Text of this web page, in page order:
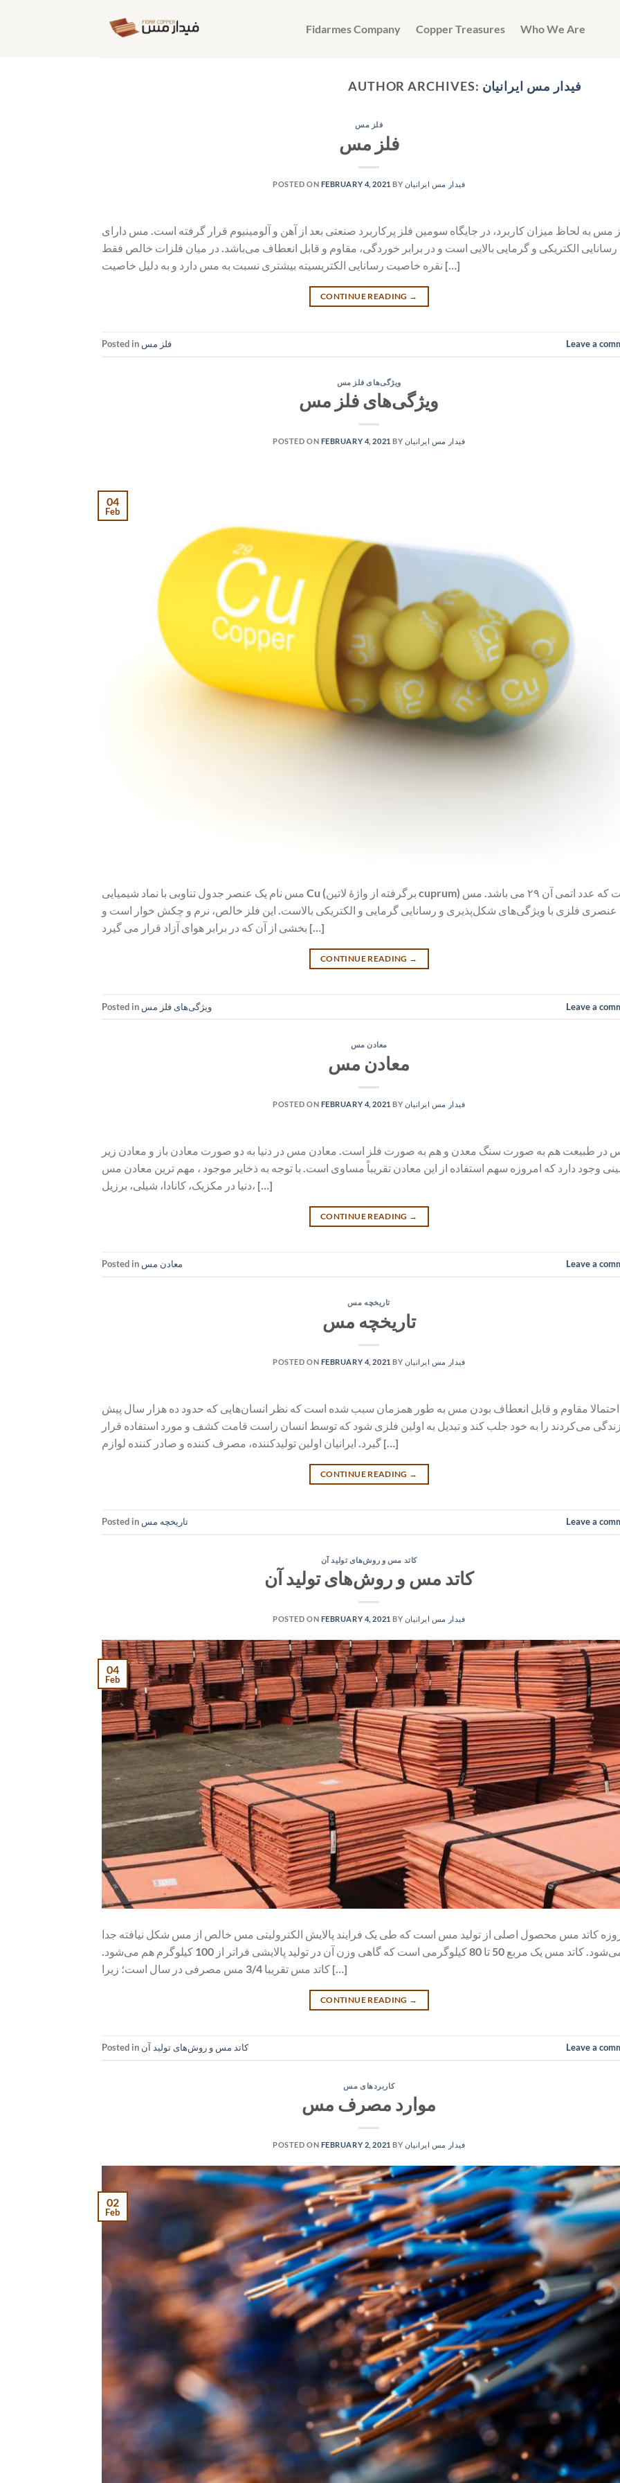
Fidarmes Company Copper Treasures Who We Are
AUTHOR ARCHIVES: فیدار مس ایرانیان
فلز مس
فلز مس
POSTED ON FEBRUARY 4, 2021 BY فیدار مس ایرانیان
مس به لحاظ میزان کاربرد، در جایگاه سومین فلز پرکاربرد صنعتی بعد از آهن و آلومینیوم قرار گرفته است. مس دارای
رسانایی الکتریکی و گرمایی بالایی است و در برابر خوردگی، مقاوم و قابل انعطاف می‌باشد. در میان فلزات خالص فقط
نقره خاصیت رسانایی الکتریسیته بیشتری نسبت به مس دارد و به دلیل خاصیت […]
CONTINUE READING →
Posted in فلز مس Leave a
ویژگی‌های فلز مس
ویژگی‌های فلز مس
POSTED ON FEBRUARY 4, 2021 BY فیدار مس ایرانیان
04
Feb
مس نام یک عنصر جدول تناوبی با نماد شیمیایی Cu (برگرفته از واژهٔ لاتین cuprum) است که عدد اتمی آن ۲۹ می باشد. مس
عنصری فلزی با ویژگی‌های شکل‌پذیری و رسانایی گرمایی و الکتریکی بالاست. این فلز خالص، نرم و چکش خوار است و
بخشی از آن که در برابر هوای آزاد قرار می گیرد […]
CONTINUE READING →
Posted in ویژگی‌های فلز مس Leave a
معادن مس
معادن مس
POSTED ON FEBRUARY 4, 2021 BY فیدار مس ایرانیان
در طبیعت هم به صورت سنگ معدن و هم به صورت فلز است. معادن مس در دنیا به دو صورت معادن باز و معادن زیر
وجود دارد که امروزه سهم استفاده از این معادن تقریباً مساوی است. با توجه به ذخایر موجود ، مهم ترین معادن مس
دنیا در مکزیک، کانادا، شیلی، برزیل، […]
CONTINUE READING →
Posted in معادن مس Leave a
تاریخچه مس
تاریخچه‌ مس
POSTED ON FEBRUARY 4, 2021 BY فیدار مس ایرانیان
احتمالا مقاوم و قابل انعطاف بودن مس به طور همزمان سبب شده است که نظر انسان‌هایی که حدود ده هزار سال پیش
زندگی می‌کردند را به خود جلب کند و تبدیل به اولین فلزی شود که توسط انسان راست قامت کشف و مورد استفاده قرار
گیرد. ایرانیان اولین تولیدکننده، مصرف کننده و صادر کننده لوازم […]
CONTINUE READING →
Posted in تاریخچه مس Leave a
کاتد مس و روش‌های تولید آن
کاتد مس و روش‌های تولید آن
POSTED ON FEBRUARY 4, 2021 BY فیدار مس ایرانیان
04
Feb
کاتد مس محصول اصلی از تولید مس است که طی یک فرایند پالایش الکترولیتی مس خالص از مس شکل نیافته جدا
می‌شود. کاتد مس یک مربع 50 تا 80 کیلوگرمی است که گاهی وزن آن در تولید پالایشی فراتر از 100 کیلوگرم هم می‌شود.
کاتد مس تقریبا 3/4 مس مصرفی در سال است؛ زیرا […]
CONTINUE READING →
Posted in کاتد مس و روش‌های تولید آن Leave a
کاربردهای مس
موارد مصرف مس
POSTED ON FEBRUARY 2, 2021 BY فیدار مس ایرانیان
02
Feb